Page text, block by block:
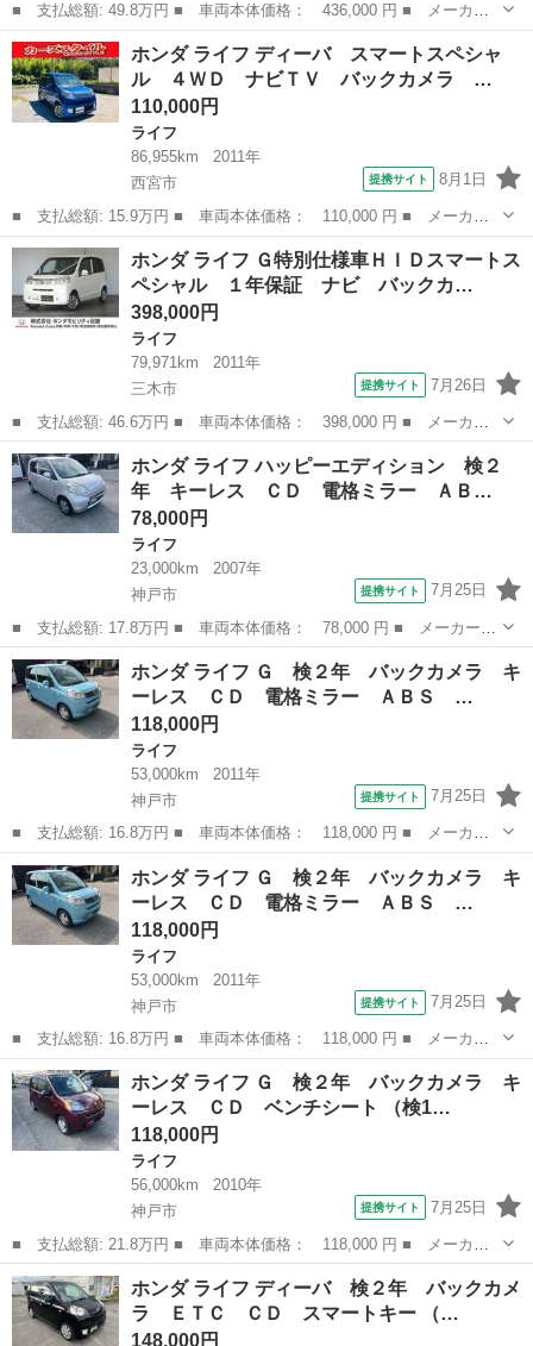
■ 支払総額: 49.8万円 ■ 車両本体価格： 436,000 円 ■ メーカー
名： ホンダ ■ 車種名： ライフ ■ グレード名： ディーバ ・
純正メモリーナビ・ワンセグＴＶ・ＨＩＤオートヘッドライト・フォ
グ・ＥＴＣ・...
兵庫 姫路市 ライフ
ホンダ ライフ ディーバ スマートスペシャ
ル ４ＷＤ ナビＴＶ バックカメラ …
110,000円
ライフ
86,955km
2011年
西宮市
提携サイト 8月1日
■ 支払総額: 15.9万円 ■ 車両本体価格： 110,000 円 ■ メーカー
名： ホンダ ■ 車種名： ライフ ■ グレード名： ディーバ ス
マートスペシャル ４ＷＤ ナビＴＶ バックカメラ ＥＴＣ Ｃ
Ｄ ＤＶＤ オ...
兵庫 西宮市 ライフ
ホンダ ライフ Ｇ特別仕様車ＨＩＤスマートス
ペシャル １年保証 ナビ バックカ…
398,000円
ライフ
79,971km
2011年
三木市
提携サイト 7月26日
■ 支払総額: 46.6万円 ■ 車両本体価格： 398,000 円 ■ メーカー
名： ホンダ ■ 車種名： ライフ ■ グレード名： Ｇ特別仕様車
ＨＩＤスマートスペシャル １年保証 ナビ バックカメラ ＥＴ
Ｃ スマ－トキ...
兵庫 三木市 ライフ
ホンダ ライフ ハッピーエディション 検２
年 キーレス ＣＤ 電格ミラー ＡＢ…
78,000円
ライフ
23,000km
2007年
神戸市
提携サイト 7月25日
■ 支払総額: 17.8万円 ■ 車両本体価格： 78,000 円 ■ メーカー
名： ホンダ ■ 車種名： ライフ ■ グレード名： ハッピーエデ
ィション 検２年 キーレス ＣＤ 電格ミラー ＡＢＳ ベンチシ
ート オートエ...
兵庫 神戸市 ライフ
ホンダ ライフ Ｇ 検２年 バックカメラ キ
ーレス ＣＤ 電格ミラー ＡＢＳ …
118,000円
ライフ
53,000km
2011年
神戸市
提携サイト 7月25日
■ 支払総額: 16.8万円 ■ 車両本体価格： 118,000 円 ■ メーカー
名： ホンダ ■ 車種名： ライフ ■ グレード名： Ｇ 検２年
バックカメラ キーレス ＣＤ 電格ミラー ＡＢＳ バックカメ
ラ キーレス ...
兵庫 神戸市 ライフ
ホンダ ライフ Ｇ 検２年 バックカメラ キ
ーレス ＣＤ 電格ミラー ＡＢＳ …
118,000円
ライフ
53,000km
2011年
神戸市
提携サイト 7月25日
■ 支払総額: 16.8万円 ■ 車両本体価格： 118,000 円 ■ メーカー
名： ホンダ ■ 車種名： ライフ ■ グレード名： Ｇ 検２年
バックカメラ キーレス ＣＤ 電格ミラー ＡＢＳ バックカメ
ラ キーレス ...
兵庫 神戸市 ライフ
ホンダ ライフ Ｇ 検２年 バックカメラ キ
ーレス ＣＤ ベンチシート （検1…
118,000円
ライフ
56,000km
2010年
神戸市
提携サイト 7月25日
■ 支払総額: 21.8万円 ■ 車両本体価格： 118,000 円 ■ メーカー
名： ホンダ ■ 車種名： ライフ ■ グレード名： Ｇ 検２年
バックカメラ キーレス ＣＤ ベンチシート ■ 排気量： 660cc
■ ...
兵庫 神戸市 ライフ
ホンダ ライフ ディーバ 検２年 バックカメ
ラ ＥＴＣ ＣＤ スマートキー （…
148,000円